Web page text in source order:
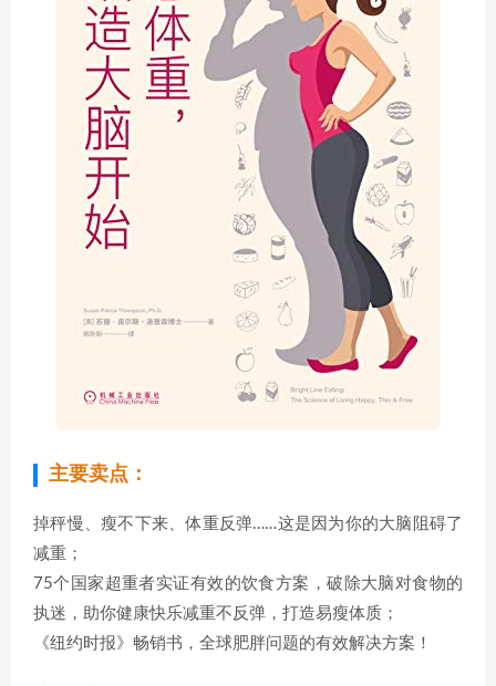
主要卖点：
掉秤慢、瘦不下来、体重反弹……这是因为你的大脑阻碍了
减重；
75个国家超重者实证有效的饮食方案，破除大脑对食物的
执迷，助你健康快乐减重不反弹，打造易瘦体质；
《纽约时报》畅销书，全球肥胖问题的有效解决方案！